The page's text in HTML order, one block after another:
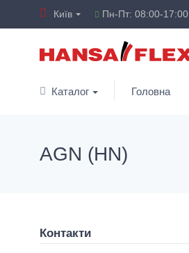
Київ Пн-Пт: 08:00-17:00
Каталог Головна
AGN (HN)
Контакти